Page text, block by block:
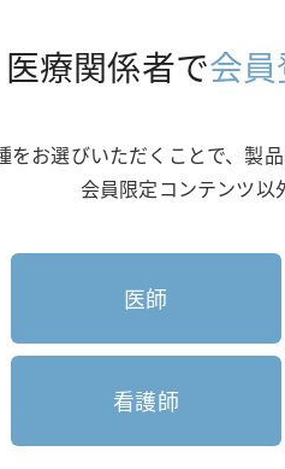
医療関係者で会
をお選びいただくことで、製
会員限定コンテンツ以
医師
看護師